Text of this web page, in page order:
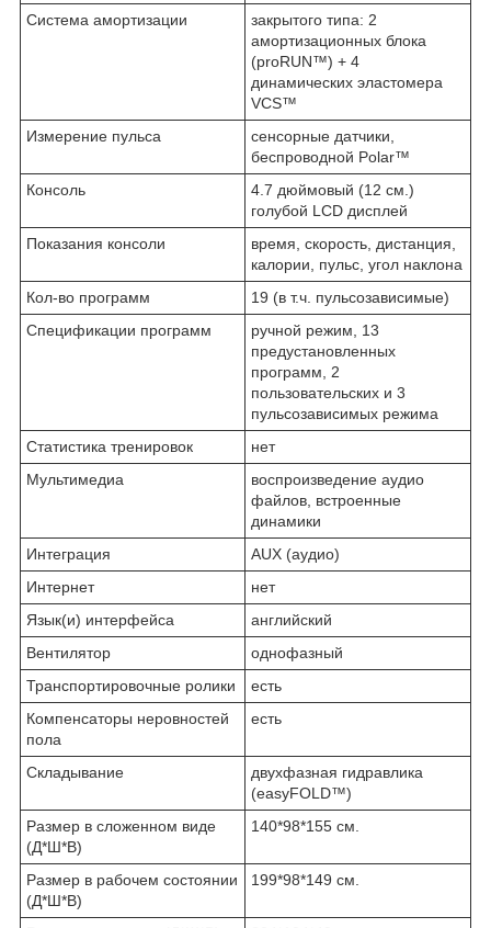
Система амортизации
закрытого типа: 2
амортизационных блока
(proRUN™) + 4
динамических эластомера
VCS™
Измерение пульса
сенсорные датчики,
беспроводной Polar™
Консоль
4.7 дюймовый (12 см.)
голубой LCD дисплей
Показания консоли
время, скорость, дистанция,
калории, пульс, угол наклона
Кол-во программ
19 (в т.ч. пульсозависимые)
Спецификации программ
ручной режим, 13
предустановленных
программ, 2
пользовательских и 3
пульсозависимых режима
Статистика тренировок
нет
Мультимедиа
воспроизведение аудио
файлов, встроенные
динамики
Интеграция
AUX (аудио)
Интернет
нет
Язык(и) интерфейса
английский
Вентилятор
однофазный
Транспортировочные ролики
есть
Компенсаторы неровностей
пола
есть
Складывание
двухфазная гидравлика
(easyFOLD™)
Размер в сложенном виде
(Д*Ш*В)
140*98*155 см.
Размер в рабочем состоянии
(Д*Ш*В)
199*98*149 см.